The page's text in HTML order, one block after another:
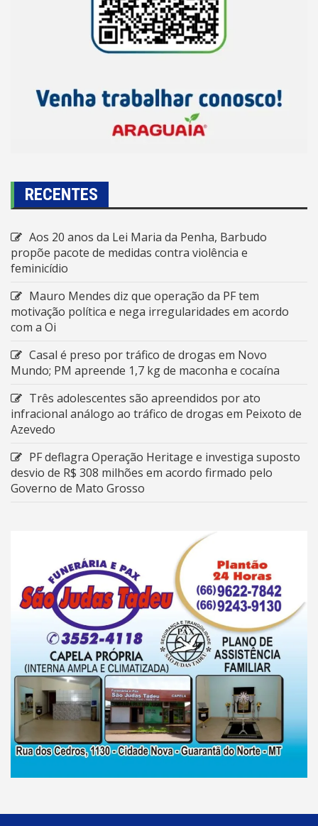
RECENTES
Aos 20 anos da Lei Maria da Penha, Barbudo
propõe pacote de medidas contra violência e
feminicídio
Mauro Mendes diz que operação da PF tem
motivação política e nega irregularidades em acordo
com a Oi
Casal é preso por tráfico de drogas em Novo
Mundo; PM apreende 1,7 kg de maconha e cocaína
Três adolescentes são apreendidos por ato
infracional análogo ao tráfico de drogas em Peixoto de
Azevedo
PF deflagra Operação Heritage e investiga suposto
desvio de R$ 308 milhões em acordo firmado pelo
Governo de Mato Grosso